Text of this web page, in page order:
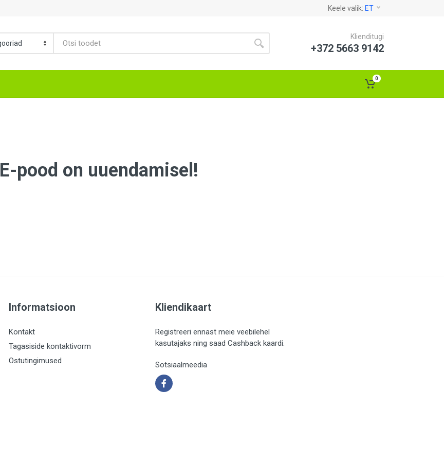
Keele valik: ET
Klienditugi
+372 5663 9142
0
E-pood on uuendamisel!
Informatsioon
Kontakt
Tagasiside kontaktivorm
Ostutingimused
Kliendikaart
Registreeri ennast meie veebilehel
kasutajaks ning saad Cashback kaardi.
Sotsiaalmeedia